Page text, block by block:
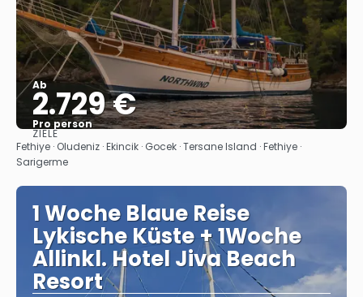
Ab
2.729 €
Pro person
Sehen
ZIELE
Fethiye · Oludeniz · Ekincik · Gocek · Tersane Island · Fethiye ·
Sarigerme
1 Woche Blaue Reise
Lykische Küste + 1Woche
Allinkl. Hotel Jiva Beach
Resort